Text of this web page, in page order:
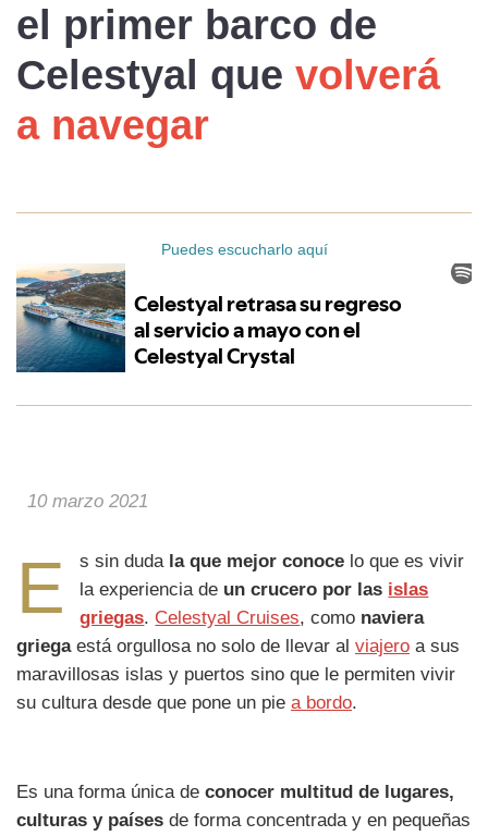
el primer barco de
Celestyal que volverá
a navegar
Puedes escucharlo aquí
10 marzo 2021
E s sin duda la que mejor conoce lo que es vivir
la experiencia de un crucero por las islas
griegas. Celestyal Cruises, como naviera
griegaestá orgullosa no solo de llevar al viajero a sus
maravillosas islas y puertos sino que le permiten vivir
su cultura desde que pone un pie a bordo.
Es una forma única de conocer multitud de lugares,
culturas y países de forma concentrada y en pequeñas